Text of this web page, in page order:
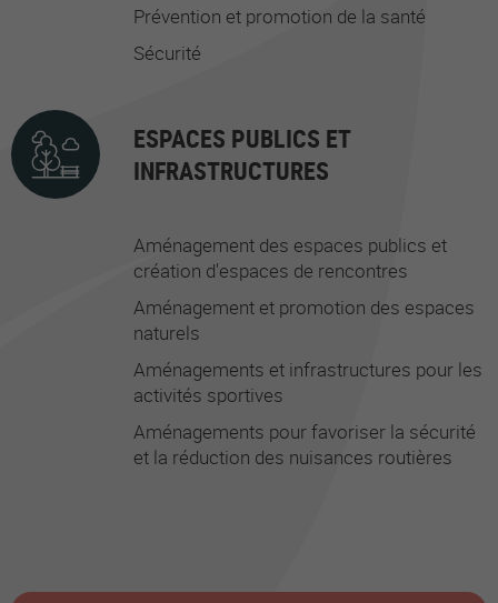
Prévention et promotion de la santé
Sécurité
ESPACES PUBLICS ET
INFRASTRUCTURES
Aménagement des espaces publics et
création d'espaces de rencontres
Aménagement et promotion des espaces
naturels
Aménagements et infrastructures pour les
activités sportives
Aménagements pour favoriser la sécurité
et la réduction des nuisances routières